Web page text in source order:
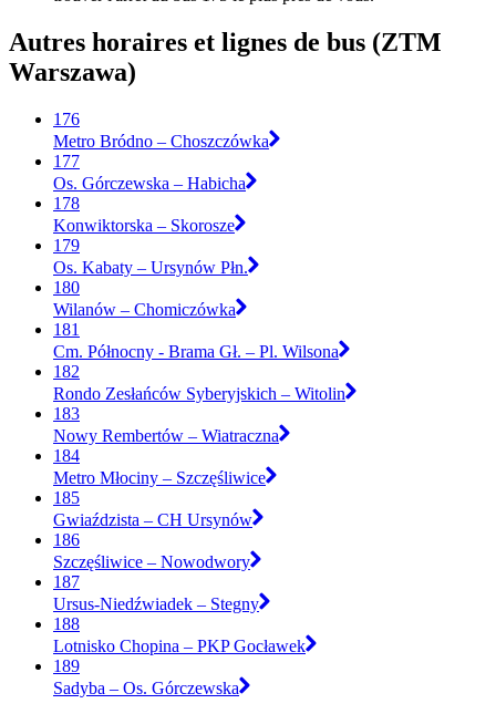
Autres horaires et lignes de bus (ZTM
Warszawa)
176
Metro Bródno – Choszczówka
177
Os. Górczewska – Habicha
178
Konwiktorska – Skorosze
179
Os. Kabaty – Ursynów Płn.
180
Wilanów – Chomiczówka
181
Cm. Północny - Brama Gł. – Pl. Wilsona
182
Rondo Zesłańców Syberyjskich – Witolin
183
Nowy Rembertów – Wiatraczna
184
Metro Młociny – Szczęśliwice
185
Gwiaździsta – CH Ursynów
186
Szczęśliwice – Nowodwory
187
Ursus-Niedźwiadek – Stegny
188
Lotnisko Chopina – PKP Gocławek
189
Sadyba – Os. Górczewska